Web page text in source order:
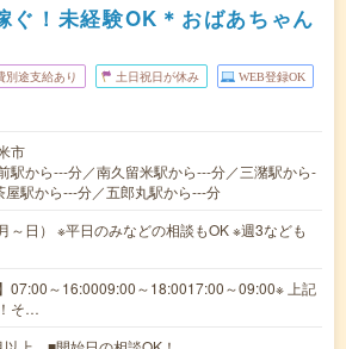
ぐ！未経験OK＊おばあちゃん
別途支給あり 土日祝日が休み WEB登録OK
市
駅から---分／南久留米駅から---分／三潴駅から-
屋駅から---分／五郎丸駅から---分
～日） ※平日のみなどの相談もOK ※週3なども
07:00～16:0009:00～18:0017:00～09:00※ 上記
そ…